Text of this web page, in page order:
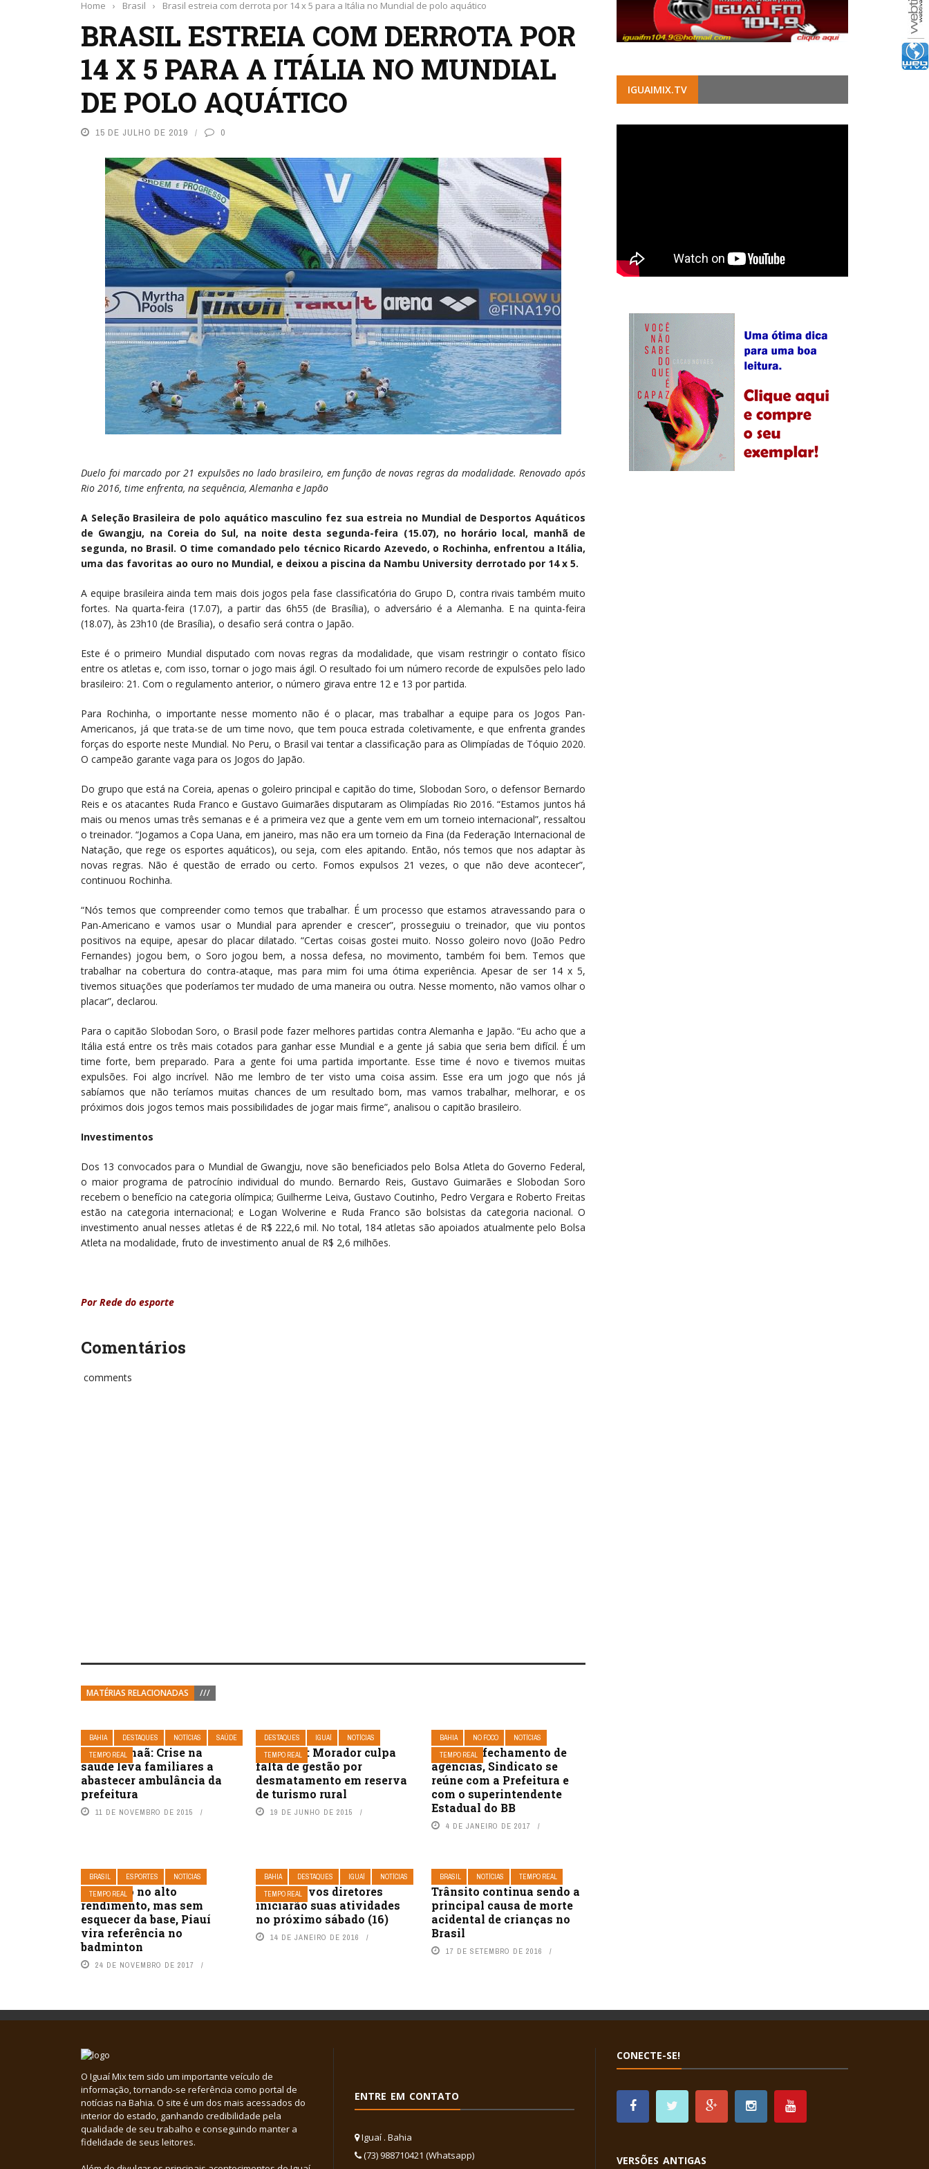
Home › Brasil › Brasil estreia com derrota por 14 x 5 para a Itália no Mundial de polo aquático
BRASIL ESTREIA COM DERROTA POR
14 X 5 PARA A ITÁLIA NO MUNDIAL
DE POLO AQUÁTICO
15 DE JULHO DE 2019 0
Duelo foi marcado por 21 expulsões no lado brasileiro, em função de novas regras da modalidade. Renovado após
Rio 2016, time enfrenta, na sequência, Alemanha e Japão
A Seleção Brasileira de polo aquático masculino fez sua estreia no Mundial de Desportos Aquáticos
de Gwangju, na Coreia do Sul, na noite desta segunda-feira (15.07), no horário local, manhã de
segunda, no Brasil. O time comandado pelo técnico Ricardo Azevedo, o Rochinha, enfrentou a Itália,
uma das favoritas ao ouro no Mundial, e deixou a piscina da Nambu University derrotado por 14 x 5.
A equipe brasileira ainda tem mais dois jogos pela fase classificatória do Grupo D, contra rivais também muito
fortes. Na quarta-feira (17.07), a partir das 6h55 (de Brasília), o adversário é a Alemanha. E na quinta-feira
(18.07), às 23h10 (de Brasília), o desafio será contra o Japão.
Este é o primeiro Mundial disputado com novas regras da modalidade, que visam restringir o contato físico
entre os atletas e, com isso, tornar o jogo mais ágil. O resultado foi um número recorde de expulsões pelo lado
brasileiro: 21. Com o regulamento anterior, o número girava entre 12 e 13 por partida.
Para Rochinha, o importante nesse momento não é o placar, mas trabalhar a equipe para os Jogos Pan-
Americanos, já que trata-se de um time novo, que tem pouca estrada coletivamente, e que enfrenta grandes
forças do esporte neste Mundial. No Peru, o Brasil vai tentar a classificação para as Olimpíadas de Tóquio 2020.
O campeão garante vaga para os Jogos do Japão.
Do grupo que está na Coreia, apenas o goleiro principal e capitão do time, Slobodan Soro, o defensor Bernardo
Reis e os atacantes Ruda Franco e Gustavo Guimarães disputaram as Olimpíadas Rio 2016. “Estamos juntos há
mais ou menos umas três semanas e é a primeira vez que a gente vem em um torneio internacional”, ressaltou
o treinador. “Jogamos a Copa Uana, em janeiro, mas não era um torneio da Fina (da Federação Internacional de
Natação, que rege os esportes aquáticos), ou seja, com eles apitando. Então, nós temos que nos adaptar às
novas regras. Não é questão de errado ou certo. Fomos expulsos 21 vezes, o que não deve acontecer”,
continuou Rochinha.
“Nós temos que compreender como temos que trabalhar. É um processo que estamos atravessando para o
Pan-Americano e vamos usar o Mundial para aprender e crescer”, prosseguiu o treinador, que viu pontos
positivos na equipe, apesar do placar dilatado. “Certas coisas gostei muito. Nosso goleiro novo (João Pedro
Fernandes) jogou bem, o Soro jogou bem, a nossa defesa, no movimento, também foi bem. Temos que
trabalhar na cobertura do contra-ataque, mas para mim foi uma ótima experiência. Apesar de ser 14 x 5,
tivemos situações que poderíamos ter mudado de uma maneira ou outra. Nesse momento, não vamos olhar o
placar”, declarou.
Para o capitão Slobodan Soro, o Brasil pode fazer melhores partidas contra Alemanha e Japão. “Eu acho que a
Itália está entre os três mais cotados para ganhar esse Mundial e a gente já sabia que seria bem difícil. É um
time forte, bem preparado. Para a gente foi uma partida importante. Esse time é novo e tivemos muitas
expulsões. Foi algo incrível. Não me lembro de ter visto uma coisa assim. Esse era um jogo que nós já
sabíamos que não teríamos muitas chances de um resultado bom, mas vamos trabalhar, melhorar, e os
próximos dois jogos temos mais possibilidades de jogar mais firme”, analisou o capitão brasileiro.
Investimentos
Dos 13 convocados para o Mundial de Gwangju, nove são beneficiados pelo Bolsa Atleta do Governo Federal,
o maior programa de patrocínio individual do mundo. Bernardo Reis, Gustavo Guimarães e Slobodan Soro
recebem o benefício na categoria olímpica; Guilherme Leiva, Gustavo Coutinho, Pedro Vergara e Roberto Freitas
estão na categoria internacional; e Logan Wolverine e Ruda Franco são bolsistas da categoria nacional. O
investimento anual nesses atletas é de R$ 222,6 mil. No total, 184 atletas são apoiados atualmente pelo Bolsa
Atleta na modalidade, fruto de investimento anual de R$ 2,6 milhões.
Por Rede do esporte
Comentários
comments
MATÉRIAS RELACIONADAS ///
BAHIA DESTAQUES NOTÍCIAS
SAÚDE
TEMPO REAL
Nova Canaã: Crise na
saúde leva familiares a
abastecer ambulância da
prefeitura
11 DE NOVEMBRO DE 2015
DESTAQUES IGUAÍ
NOTÍCIAS
TEMPO REAL
Sudoeste: Morador culpa
falta de gestão por
desmatamento em reserva
de turismo rural
19 DE JUNHO DE 2015
BAHIA NO FOCO
NOTÍCIAS
TEMPO REAL
Contra o fechamento de
agências, Sindicato se
reúne com a Prefeitura e
com o superintendente
Estadual do BB
4 DE JANEIRO DE 2017
BRASIL ESPORTES
NOTÍCIAS
TEMPO REAL
Com foco no alto
rendimento, mas sem
esquecer da base, Piauí
vira referência no
badminton
24 DE NOVEMBRO DE 2017
BAHIA DESTAQUES IGUAÍ
NOTÍCIAS
TEMPO REAL
CEDC: Novos diretores
iniciarão suas atividades
no próximo sábado (16)
14 DE JANEIRO DE 2016
BRASIL NOTÍCIAS TEMPO REAL
Trânsito continua sendo a
principal causa de morte
acidental de crianças no
Brasil
17 DE SETEMBRO DE 2016
IGUAIMIX.TV
O Iguaí Mix tem sido um importante veículo de
informação, tornando-se referência como portal de
notícias na Bahia. O site é um dos mais acessados do
interior do estado, ganhando credibilidade pela
qualidade de seu trabalho e conseguindo manter a
fidelidade de seus leitores.
ENTRE EM CONTATO
Iguaí . Bahia
(73) 988710421 (Whatsapp)
CONECTE-SE!
VERSÕES ANTIGAS